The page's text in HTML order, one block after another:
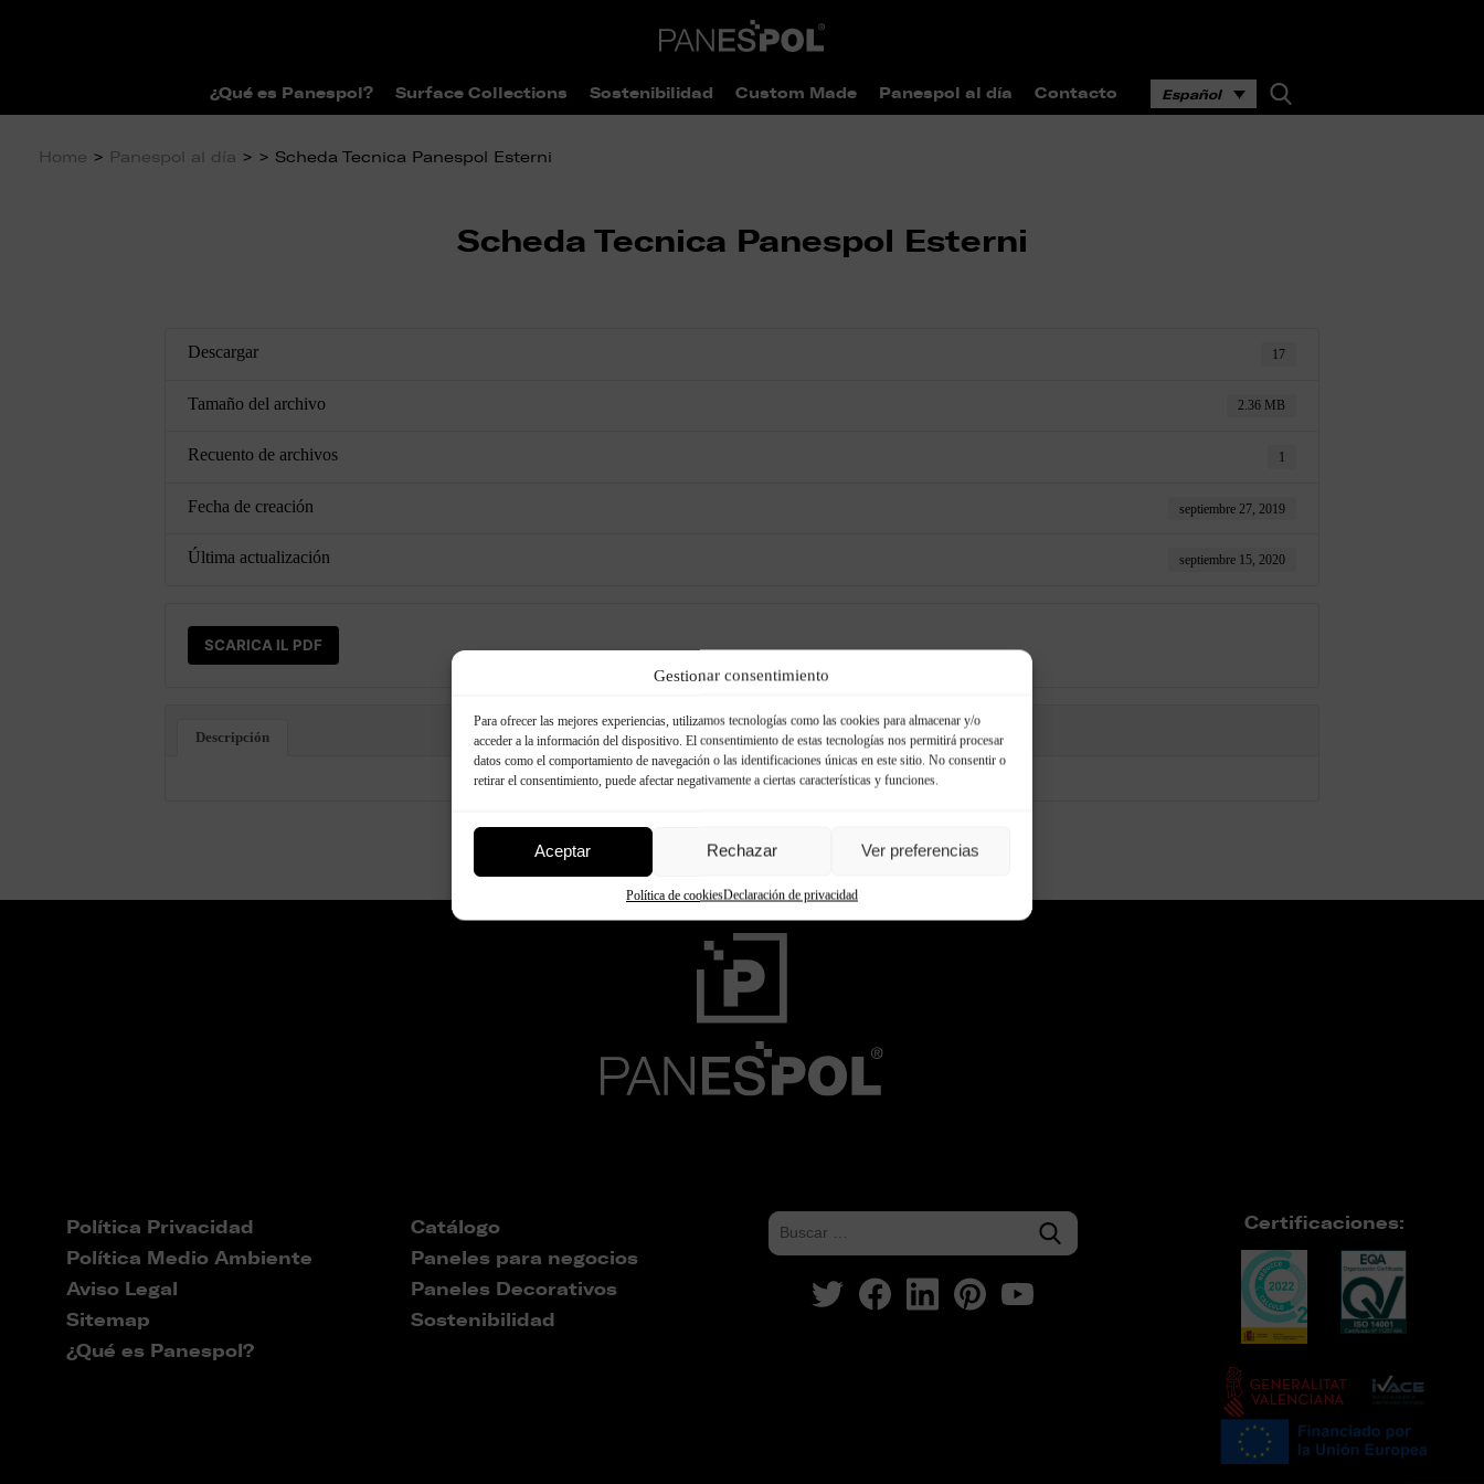
Gestionar consentimiento
Para ofrecer las mejores experiencias, utilizamos tecnologías como las cookies para almacenar y/o
acceder a la información del dispositivo. El consentimiento de estas tecnologías nos permitirá procesar
datos como el comportamiento de navegación o las identificaciones únicas en este sitio. No consentir o
retirar el consentimiento, puede afectar negativamente a ciertas características y funciones.
Aceptar Rechazar Ver preferencias
Política de cookiesDeclaración de privacidad
¿Qué es Panespol? Surface Collections Sostenibilidad Custom Made Panespol al día Contacto Español
Home > Panespol al día > > Scheda Tecnica Panespol Esterni
Scheda Tecnica Panespol Esterni
Descargar 17
Tamaño del archivo 2.36 MB
Recuento de archivos 1
Fecha de creación septiembre 27, 2019
Última actualización septiembre 15, 2020
SCARICA IL PDF
Descripción
Política Privacidad
Política Medio Ambiente
Aviso Legal
Sitemap
¿Qué es Panespol?
Catálogo
Paneles para negocios
Paneles Decorativos
Sostenibilidad
Certificaciones: